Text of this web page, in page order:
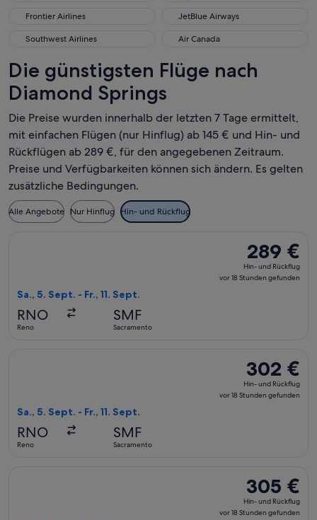
Frontier Airlines
Frontier Airlines JetBlue Airways
JetBlue Airways
Southwest Airlines
Southwest Airlines Air Canada
Air Canada
Die günstigsten Flüge nach
Diamond Springs
Die Preise wurden innerhalb der letzten 7 Tage ermittelt,
mit einfachen Flügen (nur Hinflug) ab 145 € und Hin- und
Rückflügen ab 289 €, für den angegebenen Zeitraum.
Preise und Verfügbarkeiten können sich ändern. Es gelten
zusätzliche Bedingungen.
Alle Angebote Nur Hinflug Hin- und Rückflug
289 €
Hin-
und
289 €
Hin- und Rückflug
vor 18 Stunden gefunden
Sa., 5. Sept. - Fr., 11. Sept.
RNO
Reno
SMF
Sacramento
302 €
Hin-
und
302 €
Hin- und Rückflug
vor 18 Stunden gefunden
Sa., 5. Sept. - Fr., 11. Sept.
RNO
Reno
SMF
Sacramento
305 €
Hin-
und
305 €
Hin- und Rückflug
vor 18 Stunden gefunden